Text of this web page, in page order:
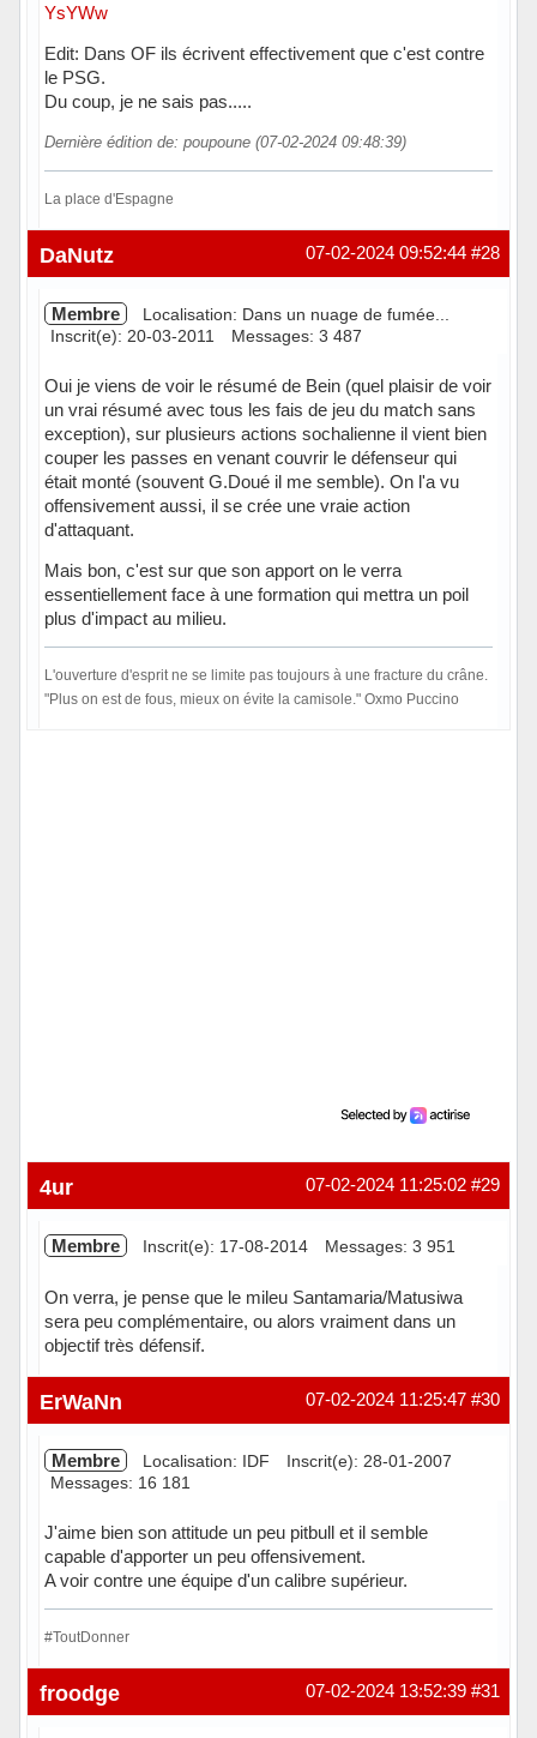
YsYWw
Edit: Dans OF ils écrivent effectivement que c'est contre
le PSG.
Du coup, je ne sais pas.....
Dernière édition de: poupoune (07-02-2024 09:48:39)
La place d'Espagne
Hors ligne #28
07-02-2024 09:52:44
DaNutz
Membre
Localisation: Dans un nuage de fumée...
Inscrit(e): 20-03-2011
Messages: 3 487
Oui je viens de voir le résumé de Bein (quel plaisir de voir
un vrai résumé avec tous les fais de jeu du match sans
exception), sur plusieurs actions sochalienne il vient bien
couper les passes en venant couvrir le défenseur qui
était monté (souvent G.Doué il me semble). On l'a vu
offensivement aussi, il se crée une vraie action
d'attaquant.
Mais bon, c'est sur que son apport on le verra
essentiellement face à une formation qui mettra un poil
plus d'impact au milieu.
L'ouverture d'esprit ne se limite pas toujours à une fracture du crâne.
"Plus on est de fous, mieux on évite la camisole." Oxmo Puccino
#29
07-02-2024 11:25:02
4ur
Membre Inscrit(e): 17-08-2014 Messages: 3 951
On verra, je pense que le mileu Santamaria/Matusiwa
sera peu complémentaire, ou alors vraiment dans un
objectif très défensif.
Hors ligne #30
07-02-2024 11:25:47
ErWaNn
Membre Localisation: IDF
Inscrit(e): 28-01-2007
Messages: 16 181
J'aime bien son attitude un peu pitbull et il semble
capable d'apporter un peu offensivement.
A voir contre une équipe d'un calibre supérieur.
#ToutDonner
Hors ligne #31
07-02-2024 13:52:39
froodge